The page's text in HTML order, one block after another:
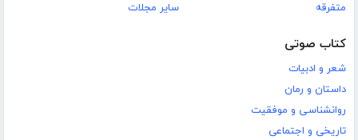
متفرقه
سایر مجلات
کتاب صوتی
شعر و ادبیات
داستان و رمان
روانشناسی و موفقیت
تاریخی و اجتماعی